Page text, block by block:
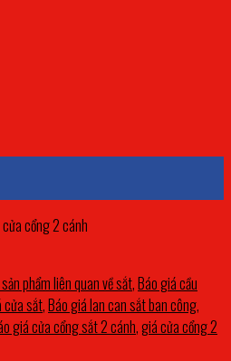
cổng 2 cánh
phẩm liên quan về sắt,Báo giá cầu
cửa sắt,Báo giá lan can sắt ban công,
giá cửa cổng sắt 2 cánh,giá cửa cổng 2